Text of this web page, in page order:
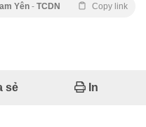
Yên - TCDN Copy link
sẻ In